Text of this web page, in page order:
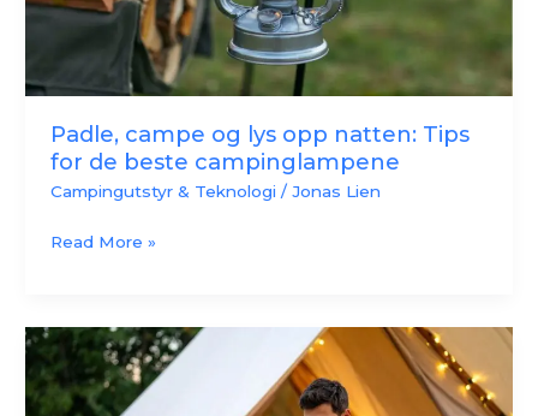
Padle, campe og lys opp natten: Tips
for de beste campinglampene
Campingutstyr & Teknologi / Jonas Lien
de
campinglampene
Read More »
Den
ultimate
guiden